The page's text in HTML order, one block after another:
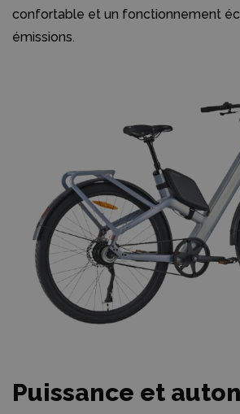
confortable et un fonctionnement
émissions.
Puissance et